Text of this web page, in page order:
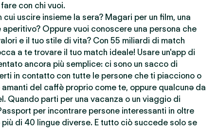
con chi vuoi.
uscire insieme la sera? Magari per un film, una
aperitivo? Oppure vuoi conoscere una persona che
e il tuo stile di vita? Con 55 miliardi di match
a te trovare il tuo match ideale! Usare un'app di
ancora più semplice: ci sono un sacco di
in contatto con tutte le persone che ti piacciono o
del caffè proprio come te, oppure qualcunə da
Quando parti per una vacanza o un viaggio di
per incontrare persone interessanti in oltre
di 40 lingue diverse. E tutto ciò succede solo se